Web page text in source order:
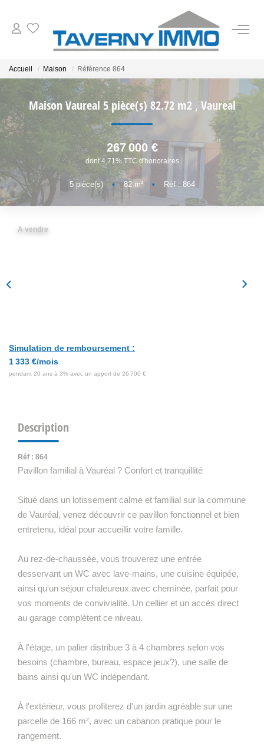
ESTIMATION
OUTILS
NOTRE AGENCE
CONTACT
Accueil Maison Référence 864
Maison Vaureal 5 pièce(s) 82.72 m2 , Vaureal
267 000 €
dont 4,71% TTC d'honoraires
5pièce(s) • 82m² • Réf : 864
A vendre
Simulation de remboursement :
1 333 €/mois
pendant 20 ans à 3% avec un apport de 26 700 €
Description
Réf : 864
Pavillon familial à Vauréal ? Confort et tranquillité
Situé dans un lotissement calme et familial sur la commune
de Vauréal, venez découvrir ce pavillon fonctionnel et bien
entretenu, idéal pour accueillir votre famille.
Au rez-de-chaussée, vous trouverez une entrée
desservant un WC avec lave-mains, une cuisine équipée,
ainsi qu'un séjour chaleureux avec cheminée, parfait pour
vos moments de convivialité. Un cellier et un accès direct
au garage complètent ce niveau.
À l'étage, un palier distribue 3 à 4 chambres selon vos
besoins (chambre, bureau, espace jeux?), une salle de
bains ainsi qu'un WC indépendant.
À l'extérieur, vous profiterez d'un jardin agréable sur une
parcelle de 166 m², avec un cabanon pratique pour le
rangement.